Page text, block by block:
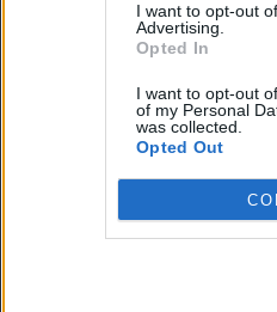
I want to opt-out
Advertising.
Opted In
I want to opt-out
of my Personal
was collected.
Opted Out